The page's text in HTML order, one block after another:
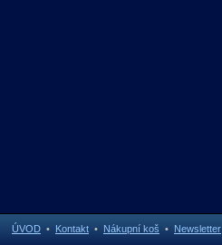
ÚVOD • Kontakt • Nákupní koš • Newsletter